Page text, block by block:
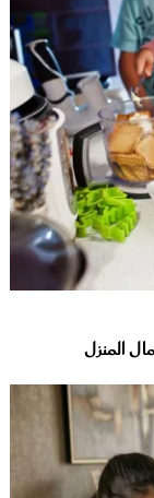
المنزل